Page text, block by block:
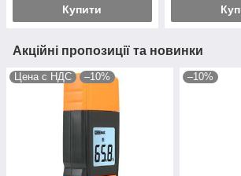
Купити
Акційні пропозиції та новинки
Цена с НДС –10% –10%